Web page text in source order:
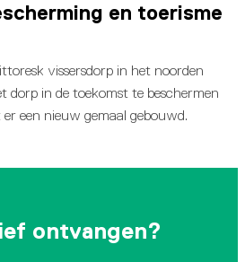
en toerisme
vissersdorp in het noorden
dorp in de toekomst te beschermen
een nieuw gemaal gebouwd.
ontvangen?